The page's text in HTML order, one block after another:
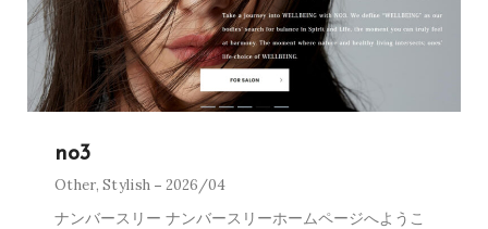
no3
Other,Stylish 2026/04
ナンバースリー ナンバースリーホームページへようこ